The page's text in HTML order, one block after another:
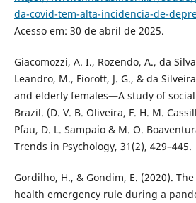
da-covid-tem-alta-incidencia-de-
Acesso em: 30 de abril de 2025.
Giacomozzi, A. I., Rozendo, A., da
Leandro, M., Fiorott, J. G., & da
and elderly females—A study of
Brazil. (D. V. B. Oliveira, F. H. M.
Pfau, D. L. Sampaio & M. O.
Trends in Psychology, 31(2), 429–445.
Gordilho, H., & Gondim, E. (2020).
health emergency rule during a